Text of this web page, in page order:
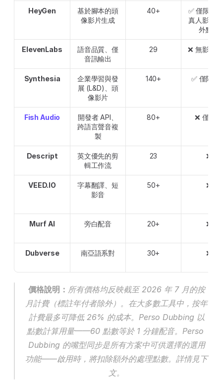
HeyGen
基於腳本的頭
像影片生成
40+
✅ 僅限頭
真人影片
外點數
ElevenLabs
語音品質、僅
音訊輸出
29 ❌ 無影片
Synthesia
企業學習與發
展 (L&D)、頭
像影片
140+ ✅ 僅限頭
Fish Audio
開發者 API、
跨語言聲音複
製
80+ ❌ 僅音
Descript
英文優先的剪
輯工作流
23 ❌
VEED.IO
字幕翻譯、短
影音
50+ ❌
Murf AI 旁白配音 20+ ❌
Dubverse 南亞語系對 30+ ❌
價格說明： 所有價格均反映截至 2026 年 7 月的按
月計費（標註年付者除外）。在大多數工具中，按年
計費最多可降低 26% 的成本。Perso Dubbing 以
點數計算用量——60 點數等於 1 分鐘配音。Perso
Dubbing 的嘴型同步是所有方案中可供選擇的選用
功能——啟用時，將扣除額外的處理點數。詳情見下
文。